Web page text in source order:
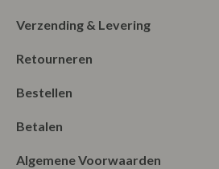
Verzending & Levering
Retourneren
Bestellen
Betalen
Algemene Voorwaarden